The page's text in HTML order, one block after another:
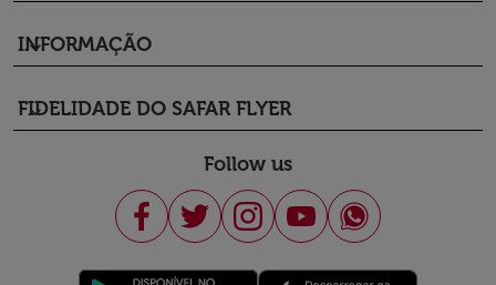
INFORMAÇÃO
keyboard_arrow_down
FIDELIDADE DO SAFAR FLYER
keyboard_arrow_down
Follow us